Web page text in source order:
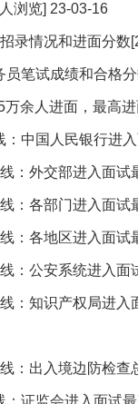
浏览] 23-03-16
录情况和进面分数
员笔试成绩和合格
万余人进面，最高
：中国人民银行进
：外交部进入面试
：各部门进入面试
：各地区进入面试
：公安系统进入面
：知识产权局进入
：出入境边防检查
：证监会进入面试